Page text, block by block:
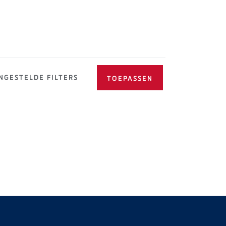
FILTERS